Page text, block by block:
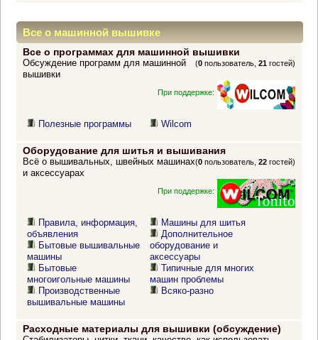
Все о машинной вышивке
Все о программах для машинной вышивки
(0 пользователь,21 гостей)
Обсуждение программ для машинной
вышивки
При поддержке:
Полезные программы Wilcom
Оборудование для шитья и вышивания
(0 пользователь,22 гостей)
Всё о вышивальных, швейных машинах
и аксессуарах
При поддержке:
Правила, информация,
объявления
Бытовые вышивальные
машины
Бытовые
многоигольные машины
Производственные
вышивальные машины
Машины для шитья
Дополнительное
оборудование и
аксессуары
Типичные для многих
машин проблемы
Всяко-разно
Расходные материалы для вышивки (обсуждение)